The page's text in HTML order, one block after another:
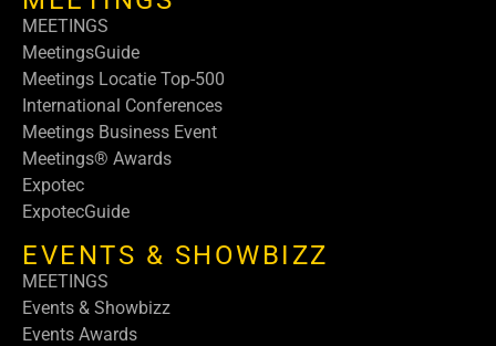
MEETINGS
MeetingsGuide
Meetings Locatie Top-500
International Conferences
Meetings Business Event
Meetings® Awards
Expotec
ExpotecGuide
EVENTS & SHOWBIZZ
MEETINGS
Events & Showbizz
Events Awards